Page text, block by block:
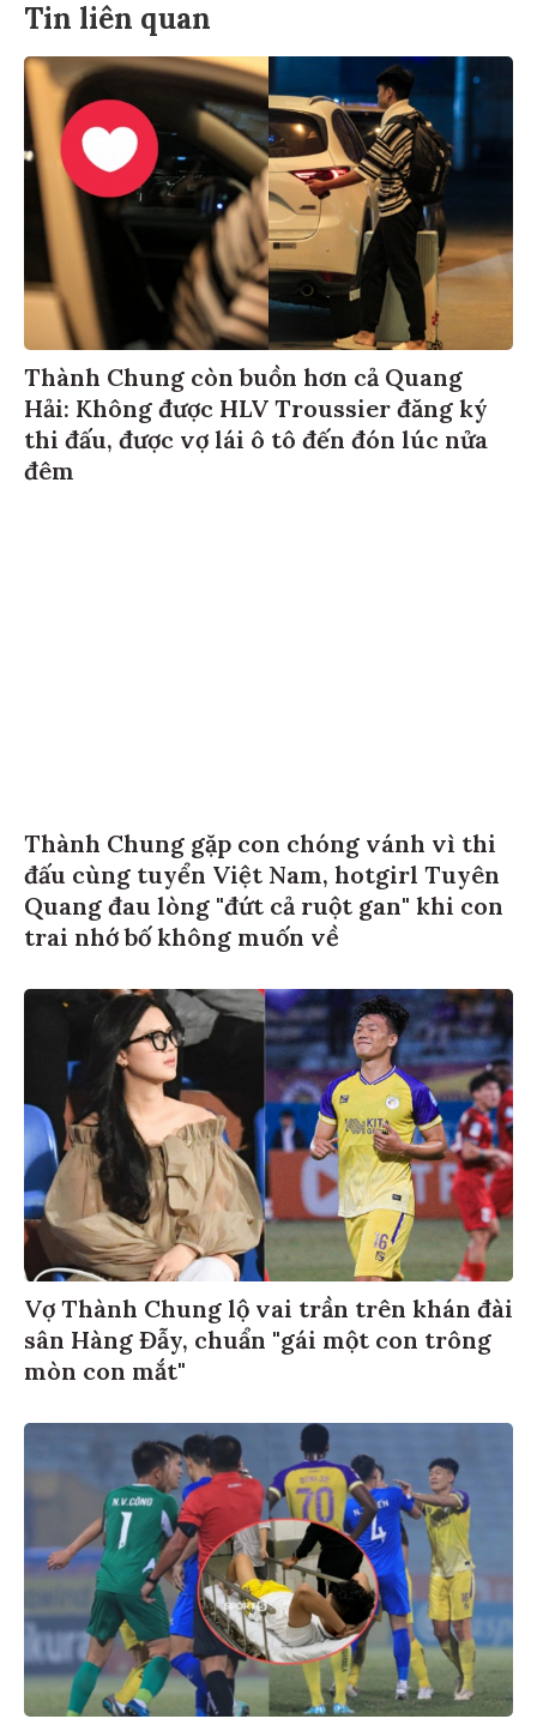
Tin liên quan
Thành Chung còn buồn hơn cả Quang
Hải: Không được HLV Troussier đăng ký
thi đấu, được vợ lái ô tô đến đón lúc nửa
đêm
Thành Chung gặp con chóng vánh vì thi
đấu cùng tuyển Việt Nam, hotgirl Tuyên
Quang đau lòng "đứt cả ruột gan" khi con
trai nhớ bố không muốn về
Vợ Thành Chung lộ vai trần trên khán đài
sân Hàng Đẫy, chuẩn "gái một con trông
mòn con mắt"